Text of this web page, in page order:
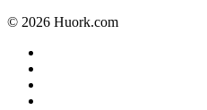
© 2026 Huork.com